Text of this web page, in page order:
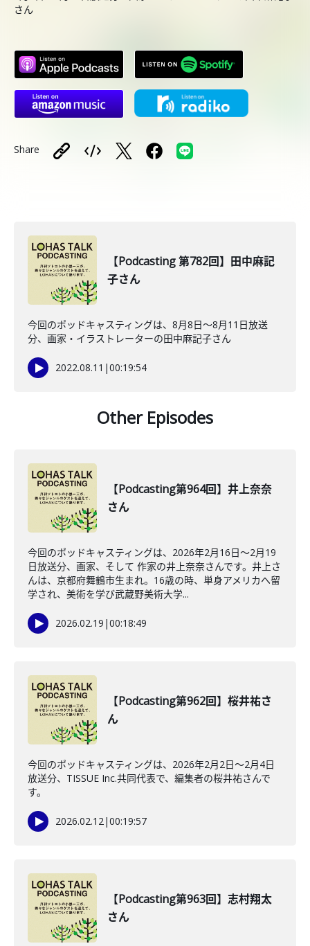
さん
Share
【Podcasting 第782回】田中麻記
子さん
今回のポッドキャスティングは、8月8日〜8月11日放送
分、画家・イラストレーターの田中麻記子さん
2022.08.11 |00:19:54
Other Episodes
【Podcasting第964回】井上奈奈
さん
今回のポッドキャスティングは、2026年2月16日〜2月19
日放送分、画家、そして 作家の井上奈奈さんです。井上さ
んは、京都府舞鶴市生まれ。16歳の時、単身アメリカへ留
学され、美術を学び武蔵野美術大学...
2026.02.19 |00:18:49
【Podcasting第962回】桜井祐さ
ん
今回のポッドキャスティングは、2026年2月2日〜2月4日
放送分、TISSUE Inc.共同代表で、編集者の桜井祐さんで
す。
2026.02.12|00:19:57
【Podcasting第963回】志村翔太
さん